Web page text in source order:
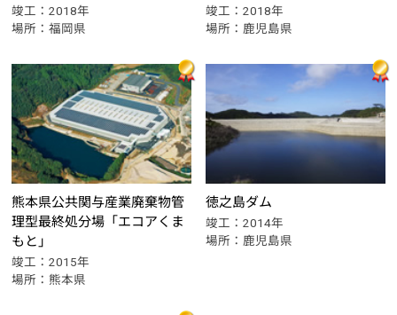
竣工：2018年
場所：福岡県
竣工：2018年
場所：鹿児島県
熊本県公共関与産業廃棄物管
理型最終処分場 「エコアくま
もと」
竣工：2015年
場所：熊本県
徳之島ダム
竣工：2014年
場所：鹿児島県